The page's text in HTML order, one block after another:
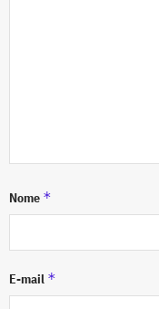
Nome *
E-mail *